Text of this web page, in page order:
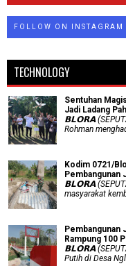
FOLLOW ON INSTAGRAM
TECHNOLOGY
Sentuhan
Jadi Ladang
𝗕𝗟𝗢𝗥𝗔
Rohman
Kodim 0721/
Pembangunan
𝗕𝗟𝗢𝗥𝗔
masyarakat
Pembangunan
Rampung 100
𝗕𝗟𝗢𝗥𝗔
Putih di Desa